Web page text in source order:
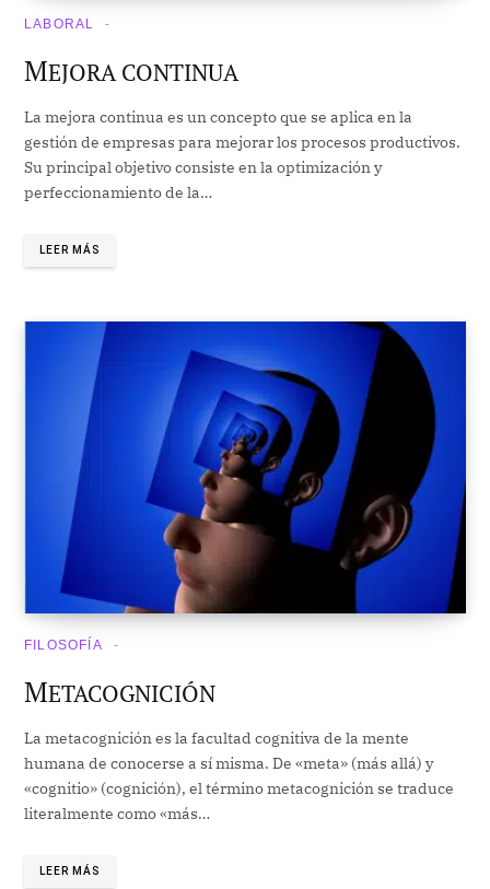
LABORAL
MEJORA CONTINUA
La mejora continua es un concepto que se aplica en la
gestión de empresas para mejorar los procesos productivos.
Su principal objetivo consiste en la optimización y
perfeccionamiento de la…
LEER MÁS
FILOSOFÍA
METACOGNICIÓN
La metacognición es la facultad cognitiva de la mente
humana de conocerse a sí misma. De «meta» (más allá) y
«cognitio» (cognición), el término metacognición se traduce
literalmente como «más…
LEER MÁS